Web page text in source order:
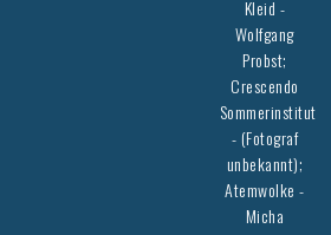
Kleid -
Wolfgang
Probst;
Crescendo
Sommerinstitut
- (Fotograf
unbekannt);
Atemwolke -
Micha